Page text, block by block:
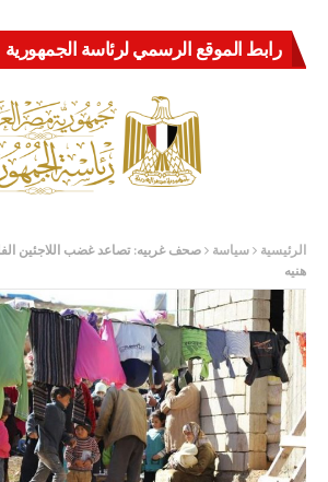
رابط الموقع الرسمي لرئاسة الجمهورية
الرئيسية سياسة صحف غربيه: تصاعد غضب اللاجئين
هنيه